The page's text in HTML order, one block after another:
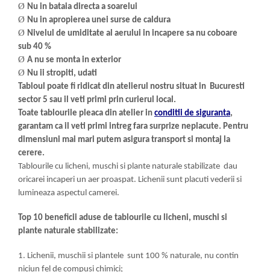
Ø Nu in bataia directa a soarelui
Ø Nu in apropierea unei surse de caldura
Ø Nivelul de umiditate al aerului in incapere sa nu coboare
sub 40 %
Ø A nu se monta in exterior
Ø Nu ii stropiti, udati
Tabloul poate fi ridicat din atelierul nostru situat in Bucuresti
sector 5 sau il veti primi prin curierul local.
Toate tablourile pleaca din atelier in conditii de siguranta,
garantam ca il veti primi intreg fara surprize neplacute. Pentru
dimensiuni mai mari putem asigura transport si montaj la
cerere.
Tablourile cu licheni, muschi si plante naturale stabilizate dau
oricarei incaperi un aer proaspat. Lichenii sunt placuti vederii si
lumineaza aspectul camerei.
Top 10 beneficii aduse de tablourile cu licheni, muschi si
plante naturale stabilizate:
1. Lichenii, muschii si plantele sunt 100 % naturale, nu contin
niciun fel de compusi chimici;